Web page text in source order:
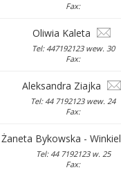
Fax:
Oliwia Kaleta
Tel: 447192123 wew. 30
Fax:
Aleksandra Ziajka
Tel: 44 7192123 wew. 24
Fax:
Żaneta Bykowska - Winkiel
Tel: 44 7192123 w. 25
Fax: